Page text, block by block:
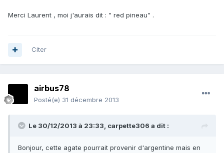
Merci Laurent , moi j'aurais dit : " red pineau" .
Citer
airbus78
Posté(e) 31 décembre 2013
Le 30/12/2013 à 23:33, carpette306 a dit :
Bonjour, cette agate pourrait provenir d'argentine mais en